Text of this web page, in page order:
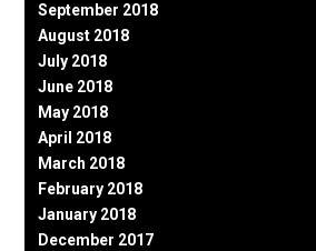
September 2018
August 2018
July 2018
June 2018
May 2018
April 2018
March 2018
February 2018
January 2018
December 2017